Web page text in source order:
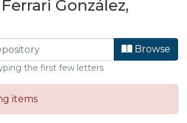
González,
Browse
the first few letters
items